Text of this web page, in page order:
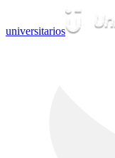
universitarios